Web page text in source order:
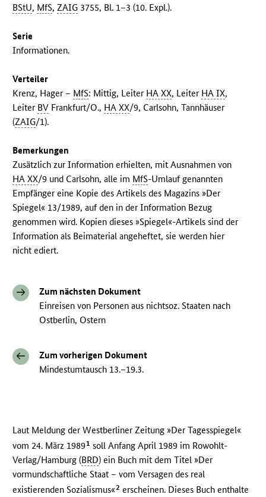
BStU, MfS,ZAIG 3755, Bl. 1–3 (10. Expl.).
Serie
Informationen.
Verteiler
Krenz, Hager – MfS: Mittig, Leiter HA XX, Leiter HA IX,
Leiter BV Frankfurt/O., HA XX/9, Carlsohn, Tannhäuser
(ZAIG/1).
Bemerkungen
Zusätzlich zur Information erhielten, mit Ausnahmen von
HA XX/9 und Carlsohn, alle im MfS-Umlauf genannten
Empfänger eine Kopie des Artikels des Magazins »Der
Spiegel« 13/1989, auf den in der Information Bezug
genommen wird. Kopien dieses »Spiegel«-Artikels sind der
Information als Beimaterial angeheftet, sie werden hier
nicht ediert.
Zum nächsten Dokument
Einreisen von Personen aus nichtsoz. Staaten nach
Ostberlin, Ostern
Zum vorherigen Dokument
Mindestumtausch 13.–19.3.
Laut Meldung der Westberliner Zeitung »Der Tagesspiegel«
vom 24. März 19891 soll Anfang April 1989 im Rowohlt-
Verlag/Hamburg (BRD) ein Buch mit dem Titel »Der
vormundschaftliche Staat – vom Versagen des real
existierenden Sozialismus«2 erscheinen. Dieses Buch enthalte